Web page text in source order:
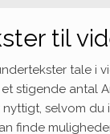
til
tale i
stigende antal
selvom du
finde